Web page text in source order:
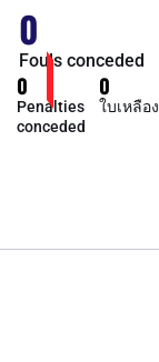
0
Fouls conceded
0
Penalties
conceded
0
ใบเหลือง